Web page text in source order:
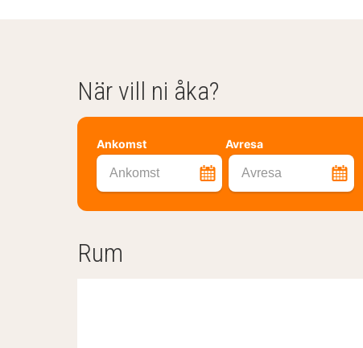
När vill ni åka?
Ankomst Avresa
Ankomst Avresa
Rum